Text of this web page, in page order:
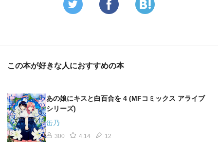
この本が好きな人におすすめの本
あの娘にキスと白百合を 4 (MFコミックス アライブ
シリーズ)
缶乃
300 4.14 12